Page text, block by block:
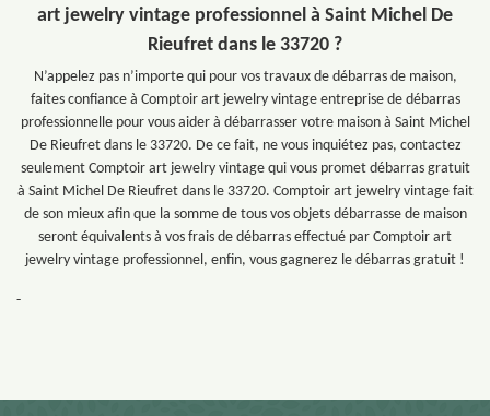
art jewelry vintage professionnel à Saint Michel De
Rieufret dans le 33720 ?
N’appelez pas n’importe qui pour vos travaux de débarras de maison,
faites confiance à Comptoir art jewelry vintage entreprise de débarras
professionnelle pour vous aider à débarrasser votre maison à Saint Michel
De Rieufret dans le 33720. De ce fait, ne vous inquiétez pas, contactez
seulement Comptoir art jewelry vintage qui vous promet débarras gratuit
à Saint Michel De Rieufret dans le 33720. Comptoir art jewelry vintage fait
de son mieux afin que la somme de tous vos objets débarrasse de maison
seront équivalents à vos frais de débarras effectué par Comptoir art
jewelry vintage professionnel, enfin, vous gagnerez le débarras gratuit !
-